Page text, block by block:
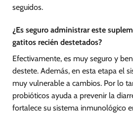
seguidos.
¿Es seguro administrar este
gatitos recién destetados?
Efectivamente, es muy seguro y
destete. Además, en esta etapa el
muy vulnerable a cambios. Por lo
probióticos ayuda a prevenir la
fortalece su sistema inmunológico